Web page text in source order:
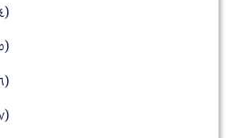
(٤) ناعماً،
(٥) قوياً،
(٦) سهل التصفيف،
(٧) وحيوياً.